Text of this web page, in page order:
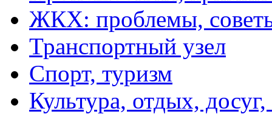
ЖКХ: проблемы,
Транспортный узел
Спорт, туризм
Культура, отдых,